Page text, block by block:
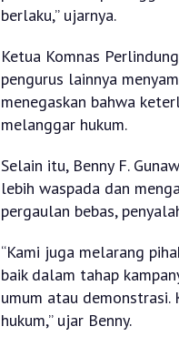
berlaku,” ujarnya.
Ketua Komnas
pengurus lainnya
menegaskan bahwa
melanggar hukum.
Selain itu, Benny F.
lebih waspada dan
pergaulan bebas,
“Kami juga melarang
baik dalam tahap
umum atau demonstrasi.
hukum,” ujar Benny.